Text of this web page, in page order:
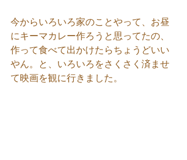
今からいろいろ家のことやって、お昼
にキーマカレー作ろうと思ってたの、
作って食べて出かけたらちょうどいい
やん。と、いろいろをさくさく済ませ
て映画を観に行きました。